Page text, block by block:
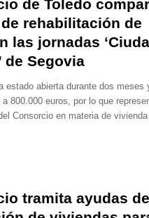
de Toledo
rehabilitación de
las jornadas
de Segovia
estado abierta durante dos meses
800.000 euros, por lo que
Consorcio en materia de vivienda
tramita ayudas de